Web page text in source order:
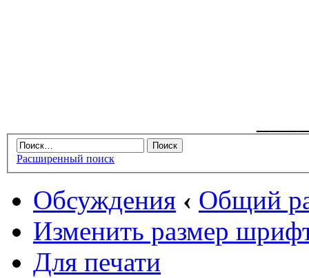
Расширенный поиск
Обсуждения ‹ Общий
Изменить размер
Для печати